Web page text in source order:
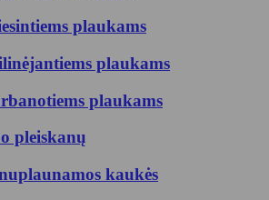
plaukams
plaukams
plaukams
pleiskanų
kaukės